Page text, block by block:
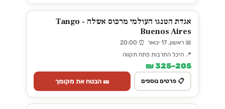
אגדת הטנגו העולמי מרכוס אשלה - Tango
Buenos Aires
📅 ראשון, 17 ינואר ⏰ 20:00
📍 היכל התרבות פתח תקווה
205–325 ₪
📋 פרטים נוספים 🎫 הבטח את מקומך